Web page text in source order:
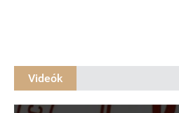
Videók